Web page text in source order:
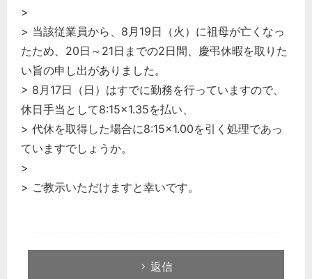
>
> 当該従業員から、8月19日（火）に祖母が亡くなっ
たため、20日～21日までの2日間、慶弔休暇を取りた
い旨の申し出がありました。
> 8月17日（日）はすでに勤務を行っていますので、
休日手当として8:15×1.35を払い、
> 代休を取得した場合に8:15×1.00を引く処理であっ
ていますでしょうか。
>
> ご教示いただけますと幸いです。
返信
どのカテゴリーに投稿しますか？
選択してください
税務経理
総務の給湯室
秘書のノウハウ